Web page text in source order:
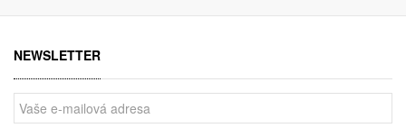
NEWSLETTER